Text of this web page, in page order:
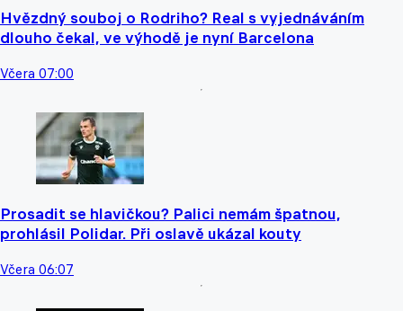
Hvězdný souboj o Rodriho? Real s vyjednáváním
dlouho čekal, ve výhodě je nyní Barcelona
Včera 07:00
Prosadit se hlavičkou? Palici nemám špatnou,
prohlásil Polidar. Při oslavě ukázal kouty
Včera 06:07